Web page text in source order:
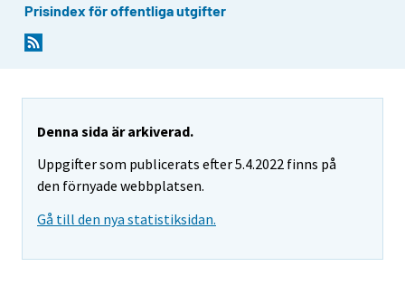
Prisindex för offentliga utgifter
Denna sida är arkiverad.
Uppgifter som publicerats efter 5.4.2022 finns på
den förnyade webbplatsen.
Gå till den nya statistiksidan.